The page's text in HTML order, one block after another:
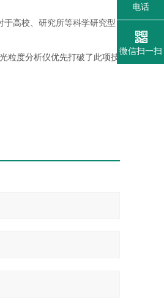
高校、研究所等科学研究型
粒度分析仪优先打破了此项技
电话
微信扫一扫